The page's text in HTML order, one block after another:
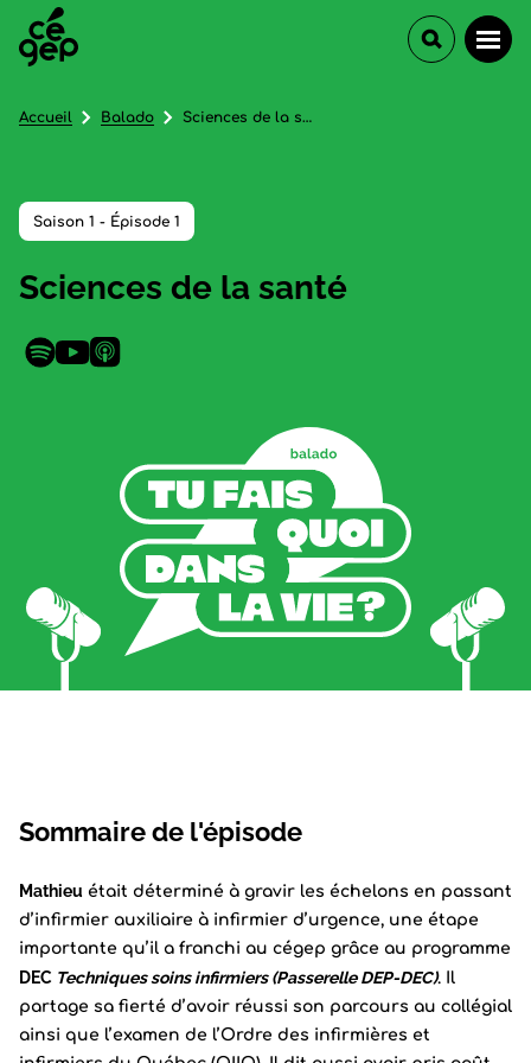
Saison 1 - Épisode 1
Sciences de la santé
Accueil Balado Sciences de la santé
Sommaire de l'épisode
Mathieu était déterminé à gravir les échelons en passant
d’infirmier auxiliaire à infirmier d’urgence, une étape
importante qu’il a franchi au cégep grâce au programme
DEC Techniques soins infirmiers (Passerelle DEP-DEC). Il
partage sa fierté d’avoir réussi son parcours au collégial
ainsi que l’examen de l’Ordre des infirmières et